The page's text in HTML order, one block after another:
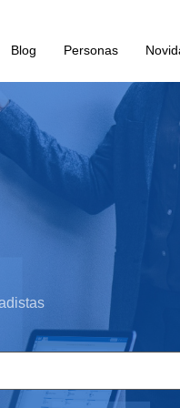
Blog Personas